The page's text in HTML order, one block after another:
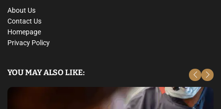
About Us
Contact Us
Homepage
Privacy Policy
YOU MAY ALSO LIKE: